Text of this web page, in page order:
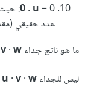
0. u = 0: حيث
عدد‫ حقيقي (مقدار سلمي)
ما هو ناتج جداء ‎
v·w
ليس للجداء
u ·v·w